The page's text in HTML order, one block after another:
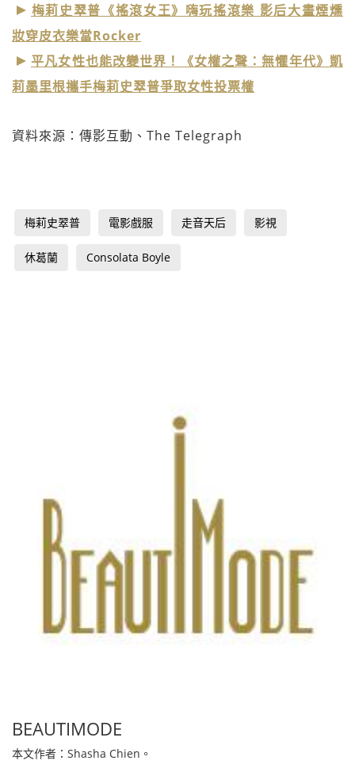
梅莉史翠普《搖滾女王》嗨玩搖滾樂 影后大畫煙燻
妝穿皮衣樂當Rocker
平凡女性也能改變世界！《女權之聲：無懼年代》凱
莉墨里根攜手梅莉史翠普爭取女性投票權
資料來源：傳影互動、The Telegraph
梅莉史翠普 電影戲服 走音天后 影視
休葛蘭 Consolata Boyle
BEAUTIMODE
本文作者：Shasha Chien。